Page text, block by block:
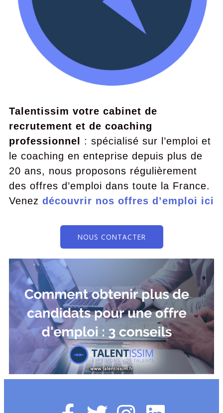
Talentissim votre cabinet de
recrutement et de coaching
professionnel
: spécialisé sur l’emploi et
le coaching en enteprise depuis plus de
20 ans, nous proposons régulièrement
des offres d’emploi dans toute la France.
Venez découvrir nos offres d’emploi ici
NOUS CONTACTER